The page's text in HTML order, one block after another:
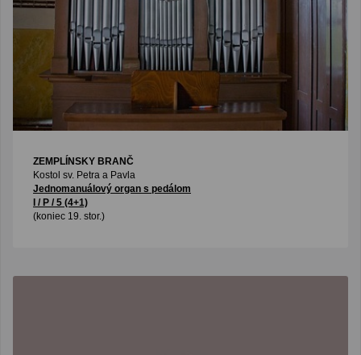
ZEMPLÍNSKY BRANČ
Kostol sv. Petra a Pavla
Jednomanuálový organ s pedálom
I / P / 5 (4+1)
(koniec 19. stor.)